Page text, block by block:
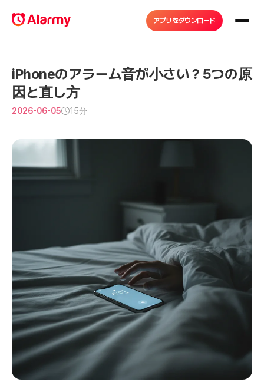
アプリをダウンロード
iPhoneのアラーム音が小さい？5つの原
因と直し方
2026-06-05 15分